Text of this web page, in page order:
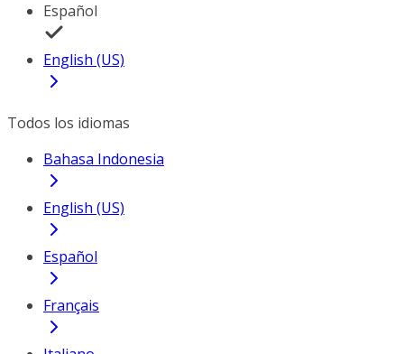
Español
English (US)
Todos los idiomas
Bahasa Indonesia
English (US)
Español
Français